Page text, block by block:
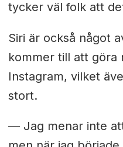
tycker väl folk att
Siri är också något
kommer till att göra
Instagram, vilket
stort.
— Jag menar inte